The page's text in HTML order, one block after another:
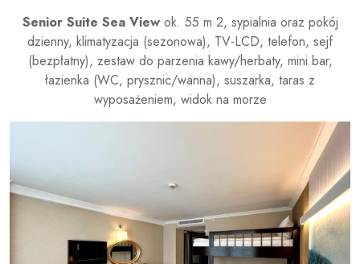
Senior Suite Sea View ok. 55 m 2, sypialnia oraz pokój
dzienny, klimatyzacja (sezonowa), TV-LCD, telefon, sejf
(bezpłatny), zestaw do parzenia kawy/herbaty, mini bar,
łazienka (WC, prysznic/wanna), suszarka, taras z
wyposażeniem, widok na morze